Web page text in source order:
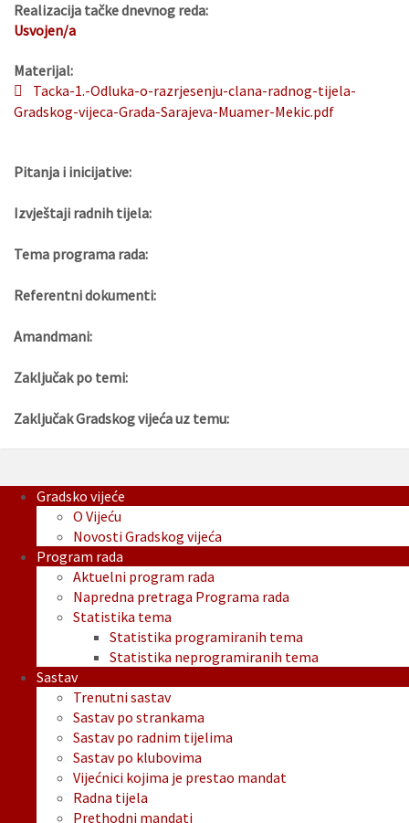
Realizacija tačke dnevnog reda:
Usvojen/a
Materijal:
Tacka-1.-Odluka-o-razrjesenju-clana-radnog-tijela-
Gradskog-vijeca-Grada-Sarajeva-Muamer-Mekic.pdf
Pitanja i inicijative:
Izvještaji radnih tijela:
Tema programa rada:
Referentni dokumenti:
Amandmani:
Zaključak po temi:
Zaključak Gradskog vijeća uz temu:
Gradsko vijeće
O Vijeću
Novosti Gradskog vijeća
Program rada
Aktuelni program rada
Napredna pretraga Programa rada
Statistika tema
Statistika programiranih tema
Statistika neprogramiranih tema
Sastav
Trenutni sastav
Sastav po strankama
Sastav po radnim tijelima
Sastav po klubovima
Vijećnici kojima je prestao mandat
Radna tijela
Prethodni mandati